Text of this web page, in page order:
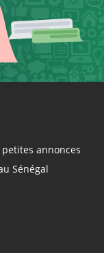
annonces
Sénégal